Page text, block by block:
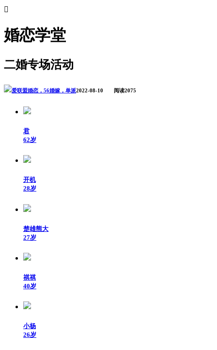

婚恋学堂
二婚专场活动
爱联盟婚恋，56婚嫁，单派2022-08-10 阅读2075
君
62岁
开机
28岁
楚雄熊大
27岁
祺祺
40岁
小杨
26岁